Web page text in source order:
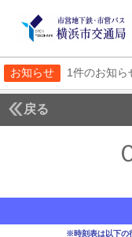
お知らせ 1件のお知ら
戻る
※時刻表は以下の